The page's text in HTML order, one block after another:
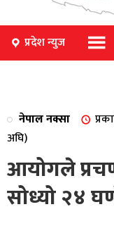
प्रदेश न्युज
नेपाल नक्सा
अघि)
आयोगले
सोध्यो २४